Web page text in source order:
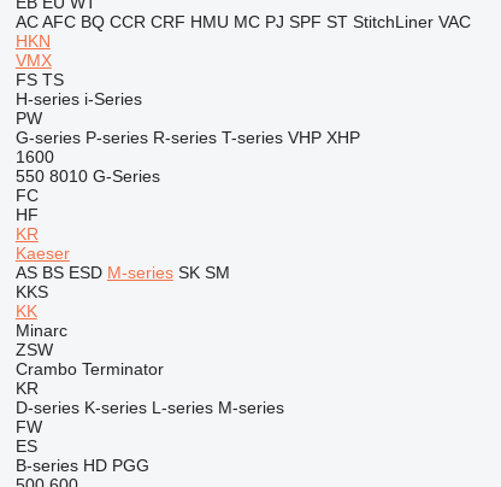
AC AFC BQ CCR CRF HMU MC PJ SPF ST StitchLiner VAC
HKN
VMX
FS TS
H-series i-Series
PW
G-series P-series R-series T-series VHP XHP
1600
550 8010 G-Series
FC
HF
KR
Kaeser
AS BS ESD M-series SK SM
KKS
KK
Minarc
ZSW
Crambo Terminator
KR
D-series K-series L-series M-series
FW
ES
B-series HD PGG